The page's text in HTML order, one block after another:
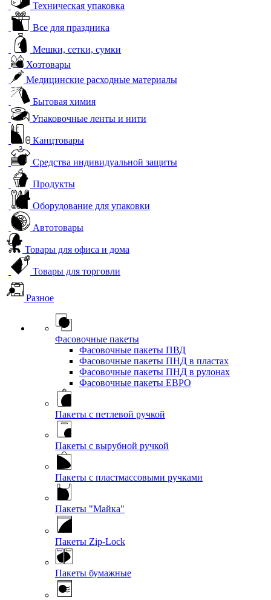
Техническая упаковка
Все для праздника
Мешки, сетки, сумки
Хозтовары
Медицинские расходные материалы
Бытовая химия
Упаковочные ленты и нити
Канцтовары
Средства индивидуальной защиты
Продукты
Оборудование для упаковки
Автотовары
Товары для офиса и дома
Товары для торговли
Разное
Фасовочные пакеты
Фасовочные пакеты ПВД
Фасовочные пакеты ПНД в пластах
Фасовочные пакеты ПНД в рулонах
Фасовочные пакеты ЕВРО
Пакеты с петлевой ручкой
Пакеты с вырубной ручкой
Пакеты с пластмассовыми ручками
Пакеты "Майка"
Пакеты Zip-Lock
Пакеты бумажные